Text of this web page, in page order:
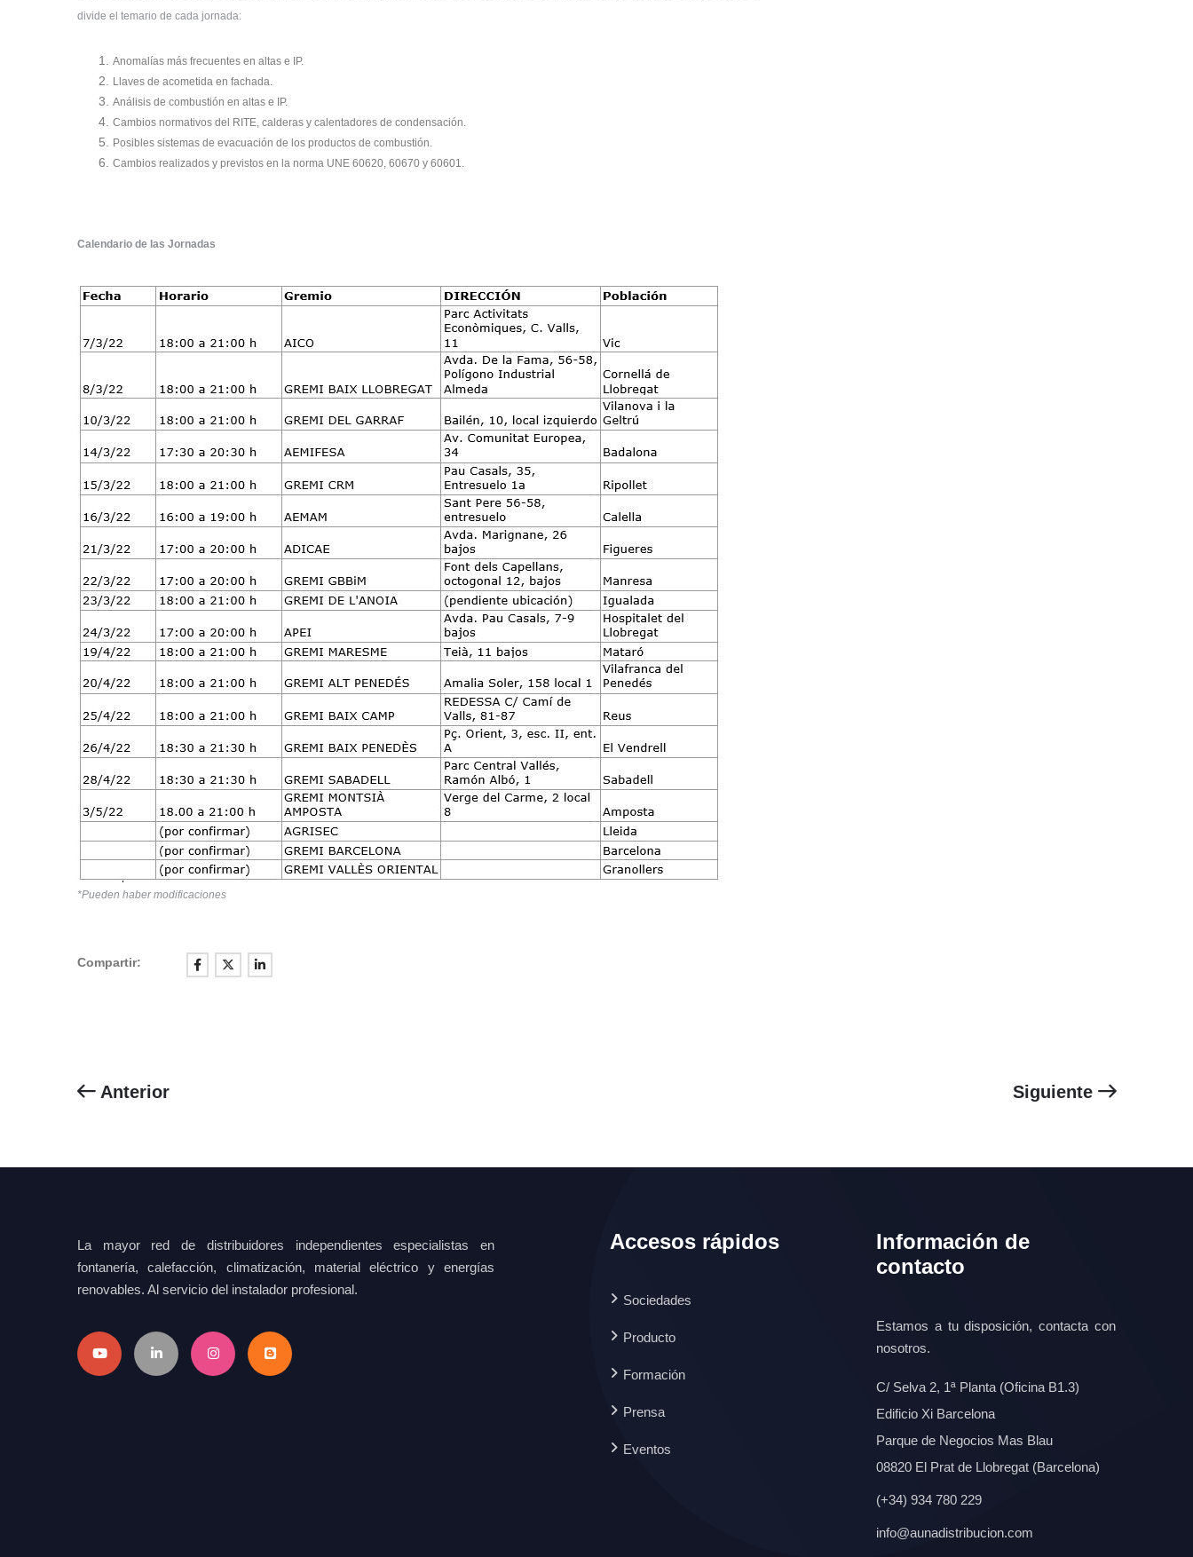
divide el temario de cada jornada:
Anomalías más frecuentes en altas e IP.
Llaves de acometida en fachada.
Análisis de combustión en altas e IP.
Cambios normativos del RITE, calderas y calentadores de condensación.
Posibles sistemas de evacuación de los productos de combustión.
Cambios realizados y previstos en la norma UNE 60620, 60670 y 60601.
Calendario de las Jornadas
*Pueden haber modificaciones
Compartir:
Anterior Siguiente
La mayor red de distribuidores independientes especialistas en
fontanería, calefacción, climatización, material eléctrico y energías
renovables. Al servicio del instalador profesional.
Accesos rápidos
Sociedades
Producto
Formación
Prensa
Eventos
Información de
contacto
Estamos a tu disposición, contacta con
nosotros.
C/ Selva 2, 1ª Planta (Oficina B1.3)
Edificio Xi Barcelona
Parque de Negocios Mas Blau
08820 El Prat de Llobregat (Barcelona)
(+34) 934 780 229
info@aunadistribucion.com